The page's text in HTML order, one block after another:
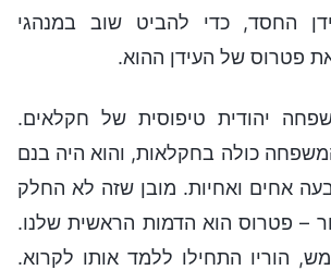
החסד, כדי להביט שוב במנהגי
פטרוס של העידן ההוא.
יהודית טיפוסית של חקלאים.
כולה בחקלאות, והוא היה בנם
אחים ואחיות. מובן שזה לא החלק
– פטרוס הוא הדמות הראשית שלנו.
הוריו התחילו ללמד אותו לקרוא.